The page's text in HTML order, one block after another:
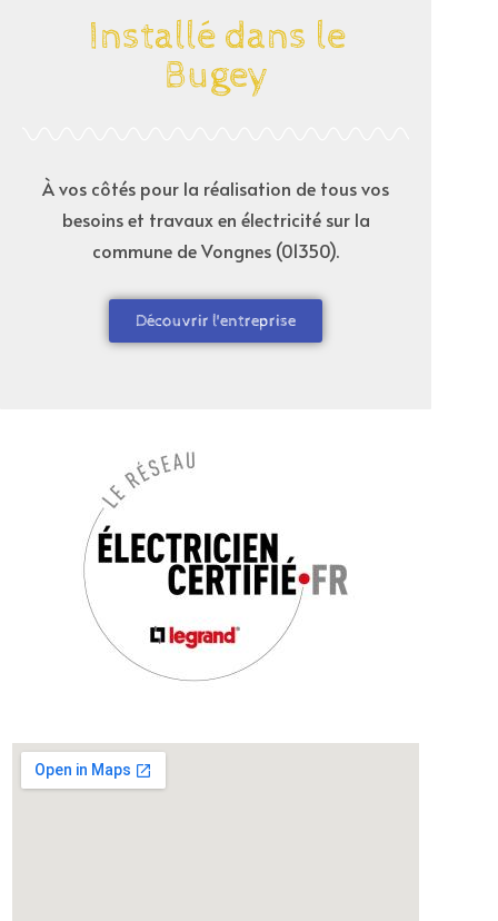
Installé dans le
Bugey
À vos côtés pour la réalisation de tous vos
besoins et travaux en électricité sur la
commune deVongnes (01350).
Découvrir l'entreprise